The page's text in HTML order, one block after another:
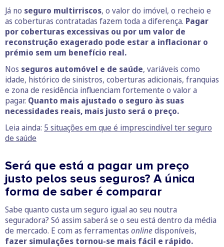
Já no seguro multirriscos, o valor do imóvel, o recheio e
as coberturas contratadas fazem toda a diferença. Pagar
por coberturas excessivas ou por um valor de
reconstrução exagerado pode estar a inflacionar o
prémio sem um benefício real.
Nos seguros automóvel e de saúde, variáveis como
idade, histórico de sinistros, coberturas adicionais, franquias
e zona de residência influenciam fortemente o valor a
pagar. Quanto mais ajustado o seguro às suas
necessidades reais, mais justo será o preço.
Leia ainda: 5 situações em que é imprescindível ter seguro
de saúde
Será que está a pagar um preço
justo pelos seus seguros? A única
forma de saber é comparar
Sabe quanto custa um seguro igual ao seu noutra
seguradora? Só assim saberá se o seu está dentro da média
de mercado. E com as ferramentas onlinedisponíveis,
fazer simulações tornou-se mais fácil e rápido.